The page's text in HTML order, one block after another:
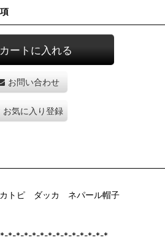
カートに入れる
お問い合わせ
お気に入り登録
トピ ダッカ ネパール帽子
*-*-*-*-*-*-*-*-*-*-*-*-*